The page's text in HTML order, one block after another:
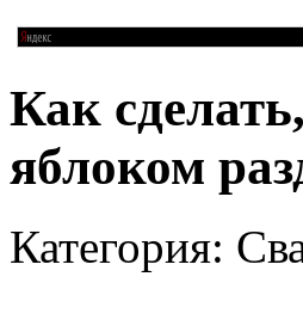
Как
яблоком
Категория: